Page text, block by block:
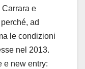
e
ad
le condizioni
nel 2013.
e new entry: